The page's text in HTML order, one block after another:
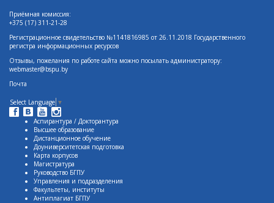
Приёмная комиссия:
+375 (17) 311-21-28
Регистрационное свидетельство №1141816985 от 26.11.2018 Государственного
регистра информационных ресурсов
Отзывы, пожелания по работе сайта можно посылать администратору:
webmaster@bspu.by
Почта
Select Language ▼
Аспирантура / Докторантура
Высшее образование
Дистанционное обучение
Доуниверситетская подготовка
Карта корпусов
Магистратура
Руководство БГПУ
Управления и подразделения
Факультеты, институты
Антиплагиат БГПУ